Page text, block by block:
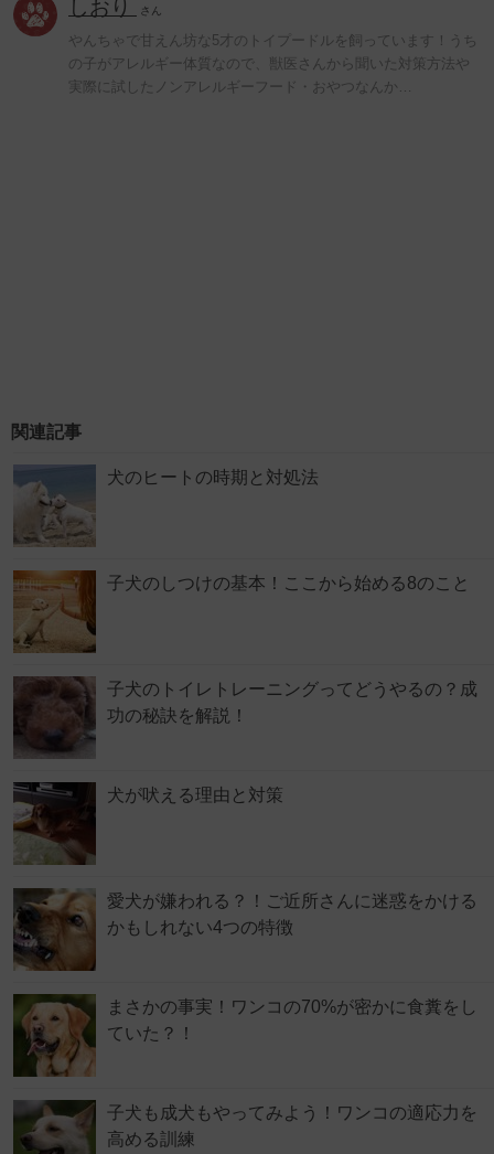
しおり さん
やんちゃで甘えん坊な5才のトイプードルを飼っています！うち
の子がアレルギー体質なので、獣医さんから聞いた対策方法や
実際に試したノンアレルギーフード・おやつなんか…
関連記事
犬のヒートの時期と対処法
子犬のしつけの基本！ここから始める8のこと
子犬のトイレトレーニングってどうやるの？成
功の秘訣を解説！
犬が吠える理由と対策
愛犬が嫌われる？！ご近所さんに迷惑をかける
かもしれない4つの特徴
まさかの事実！ワンコの70%が密かに食糞をし
ていた？！
子犬も成犬もやってみよう！ワンコの適応力を
高める訓練